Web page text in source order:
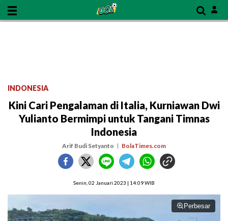
INDONESIA
Kini Cari Pengalaman di Italia, Kurniawan Dwi
Yulianto Bermimpi untuk Tangani Timnas
Indonesia
Arif Budi Setyanto BolaTimes.com
Senin, 02 Januari 2023 | 14:09 WIB
Perbesar